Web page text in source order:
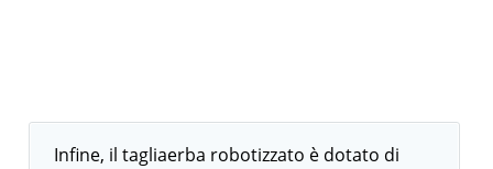
Infine, il tagliaerba robotizzato è dotato di